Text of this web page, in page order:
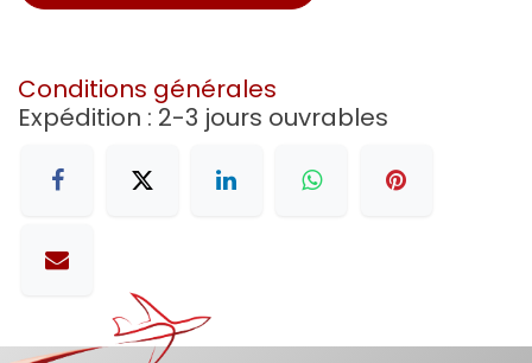
Conditions générales
Expédition : 2-3 jours ouvrables